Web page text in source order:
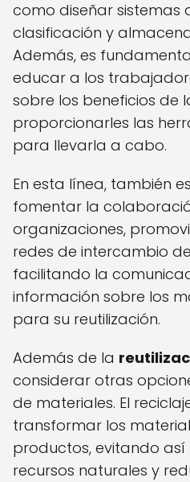
como diseñar sistemas
clasificación y
Además, es
educar a los
sobre los beneficios de
proporcionarles las
para llevarla a cabo.
En esta línea, también
fomentar la
organizaciones,
redes de intercambio
facilitando la
información sobre los
para su reutilización.
Además de la
considerar otras
de materiales. El
transformar los
productos, evitando
recursos naturales y